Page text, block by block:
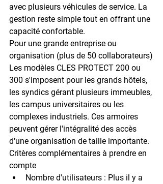
avec plusieurs véhicules de service. La
gestion reste simple tout en offrant une
capacité confortable.
Pour une grande entreprise ou
organisation (plus de 50 collaborateurs)
Les modèles CLES PROTECT 200 ou
300 s'imposent pour les grands hôtels,
les syndics gérant plusieurs immeubles,
les campus universitaires ou les
complexes industriels. Ces armoires
peuvent gérer l'intégralité des accès
d'une organisation de taille importante.
Critères complémentaires à prendre en
compte
Nombre d'utilisateurs : Plus il y a